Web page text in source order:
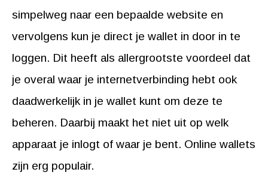
simpelweg naar een bepaalde website en
vervolgens kun je direct je wallet in door in te
loggen. Dit heeft als allergrootste voordeel dat
je overal waar je internetverbinding hebt ook
daadwerkelijk in je wallet kunt om deze te
beheren. Daarbij maakt het niet uit op welk
apparaat je inlogt of waar je bent. Online wallets
zijn erg populair.